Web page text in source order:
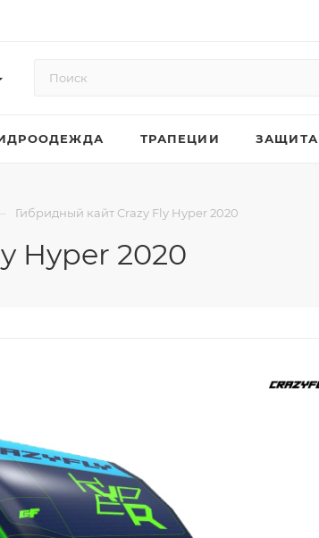
ТРАПЕЦИИ ЗАЩИТА
Гибридный кайт Crazy Fly Hyper 2020
Hyper 2020